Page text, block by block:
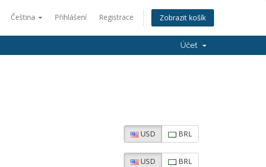
Čeština Přihlášení Registrace Zobrazit košík
Účet
USD BRL
USD BRL